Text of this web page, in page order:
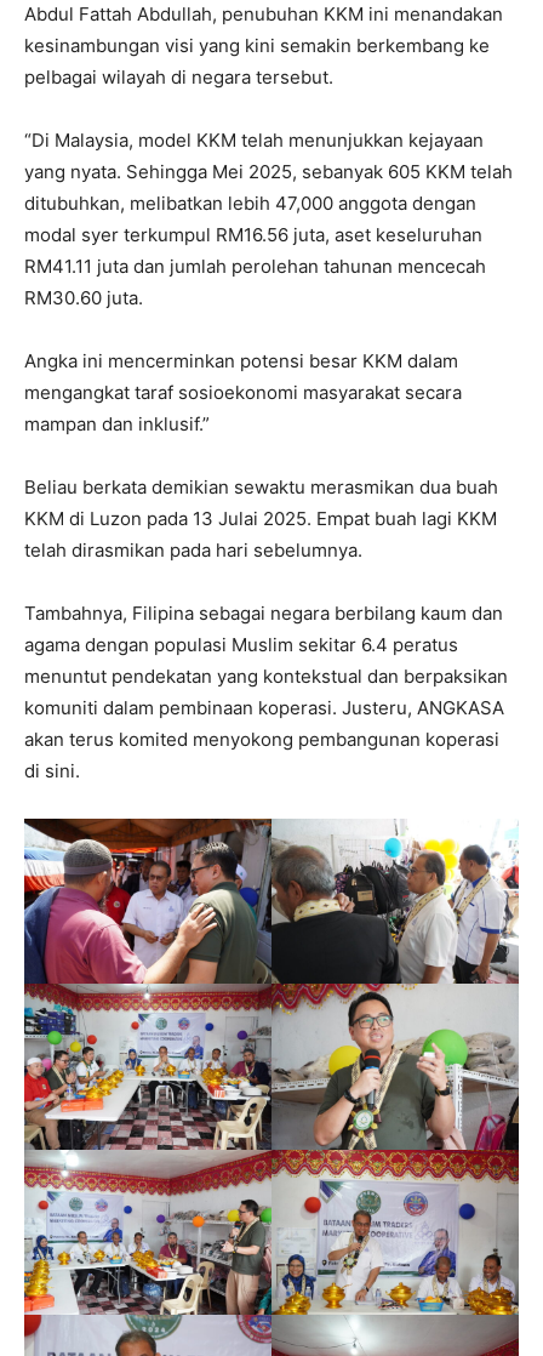
Abdul Fattah Abdullah, penubuhan KKM ini menandakan
kesinambungan visi yang kini semakin berkembang ke
pelbagai wilayah di negara tersebut.
“Di Malaysia, model KKM telah menunjukkan kejayaan
yang nyata. Sehingga Mei 2025, sebanyak 605 KKM telah
ditubuhkan, melibatkan lebih 47,000 anggota dengan
modal syer terkumpul RM16.56 juta, aset keseluruhan
RM41.11 juta dan jumlah perolehan tahunan mencecah
RM30.60 juta.
Angka ini mencerminkan potensi besar KKM dalam
mengangkat taraf sosioekonomi masyarakat secara
mampan dan inklusif.”
Beliau berkata demikian sewaktu merasmikan dua buah
KKM di Luzon pada 13 Julai 2025. Empat buah lagi KKM
telah dirasmikan pada hari sebelumnya.
Tambahnya, Filipina sebagai negara berbilang kaum dan
agama dengan populasi Muslim sekitar 6.4 peratus
menuntut pendekatan yang kontekstual dan berpaksikan
komuniti dalam pembinaan koperasi. Justeru, ANGKASA
akan terus komited menyokong pembangunan koperasi
di sini.